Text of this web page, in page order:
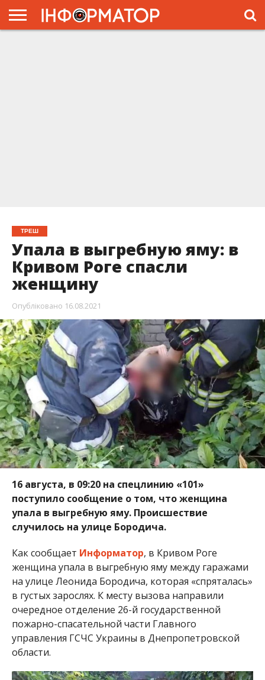
ТРЕШ
Упала в выгребную яму: в
Кривом Роге спасли
женщину
Опубліковано 16.08.2021
16 августа, в 09:20 на спецлинию «101»
поступило сообщение о том, что женщина
упала в выгребную яму. Происшествие
случилось на улице Бородича.
Как сообщает Информатор, в Кривом Роге
женщина упала в выгребную яму между гаражами
на улице Леонида Бородича, которая «спряталась»
в густых зарослях. К месту вызова направили
очередное отделение 26-й государственной
пожарно-спасательной части Главного
управления ГСЧС Украины в Днепропетровской
области.